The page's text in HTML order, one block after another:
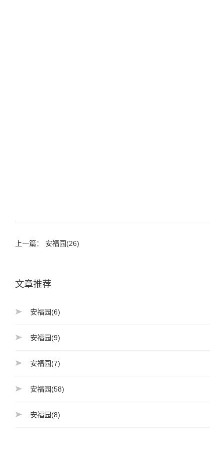
上一篇： 安福园(26)
文章推荐
安福园(6)
安福园(9)
安福园(7)
安福园(58)
安福园(8)